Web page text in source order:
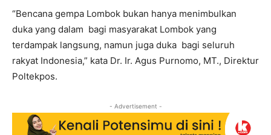
“Bencana gempa Lombok bukan hanya menimbulkan
duka yang dalam bagi masyarakat Lombok yang
terdampak langsung, namun juga duka bagi seluruh
rakyat Indonesia,” kata Dr. Ir. Agus Purnomo, MT., Direktur
Poltekpos.
- Advertisement -